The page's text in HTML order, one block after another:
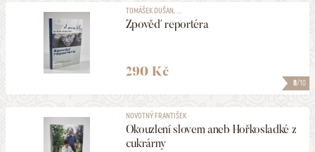
8/10
TOMÁŠEK DUŠAN, ...
Zpověď reportéra
290 Kč
NOVOTNÝ FRANTIŠEK
Okouzlení slovem aneb Hořkosladké z
cukrárny